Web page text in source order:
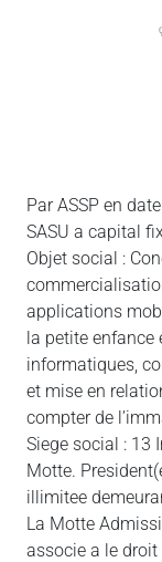
Par ASSP en
SASU a capital
Objet social :
applications
la petite enfance
informatiques,
et mise en
compter de
Siege social : 13
Motte.
illimitee
La Motte
associe a le